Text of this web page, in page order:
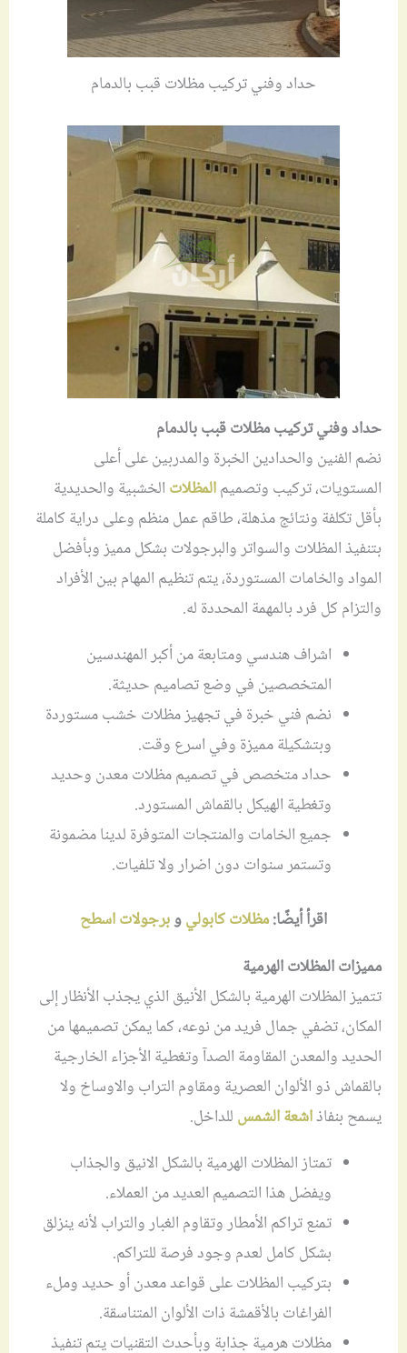
حداد وفني تركيب مظلات قبب بالدمام
حداد وفني تركيب مظلات قبب بالدمام
نضم الفنين والحدادين الخبرة والمدربين على أعلى
المستويات، تركيب وتصميمالمظلاتالخشبية والحديدية
بأقل تكلفة ونتائج مذهلة، طاقم عمل منظم وعلى دراية كاملة
بتنفيذ المظلات والسواتر والبرجولات بشكل مميز وبأفضل
المواد والخامات المستوردة، يتم تنظيم المهام بين الأفراد
والتزام كل فرد بالمهمة المحددة له.
اشراف هندسي ومتابعة من أكبر المهندسين
المتخصصين في وضع تصاميم حديثة.
نضم فني خبرة في تجهيز مظلات خشب مستوردة
وبتشكيلة مميزة وفي اسرع وقت.
حداد متخصص في تصميم مظلات معدن وحديد
وتغطية الهيكل بالقماش المستورد.
جميع الخامات والمنتجات المتوفرة لدينا مضمونة
وتستمر سنوات دون اضرار ولا تلفيات.
اقرأ أيضًا:مظلات كابوليوبرجولات اسطح
مميزات المظلات الهرمية
تتميز المظلات الهرمية بالشكل الأنيق الذي يجذب الأنظار إلى
المكان، تضفي جمال فريد من نوعه، كما يمكن تصميمها من
الحديد والمعدن المقاومة الصدآ وتغطية الأجزاء الخارجية
بالقماش ذو الألوان العصرية ومقاوم التراب والاوساخ ولا
يسمح بنفاذاشعة الشمسللداخل.
تمتاز المظلات الهرمية بالشكل الانيق والجذاب
ويفضل هذا التصميم العديد من العملاء.
تمنع تراكم الأمطار وتقاوم الغبار والتراب لأنه ينزلق
بشكل كامل لعدم وجود فرصة للتراكم.
بتركيب المظلات على قواعد معدن أو حديد وملء
الفراغات بالأقمشة ذات الألوان المتناسقة.
مظلات هرمية جذابة وبأحدث التقنيات يتم تنفيذ